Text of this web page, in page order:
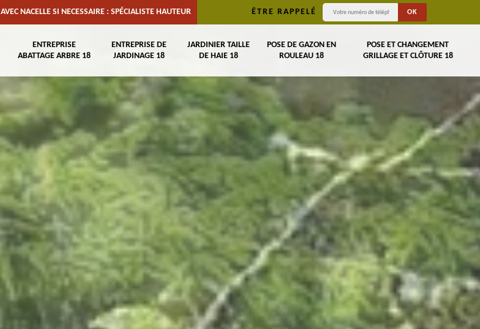
NACELLE SI NECESSAIRE : SPÉCIALISTE HAUTEUR ÊTRE RAPPELÉ
ENTREPRISE
ABATTAGE ARBRE 18
ENTREPRISE DE
JARDINAGE 18
JARDINIER TAILLE
DE HAIE 18
POSE DE GAZON EN
ROULEAU 18
POSE ET CHANGEMENT
GRILLAGE ET CLÔTURE 18